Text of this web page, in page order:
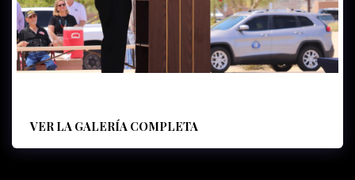
VER LA GALERÍA COMPLETA